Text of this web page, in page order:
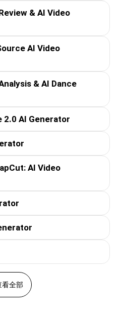
& AI Video
AI Video
& AI Dance
2.0 AI Generator
AI Video
看全部